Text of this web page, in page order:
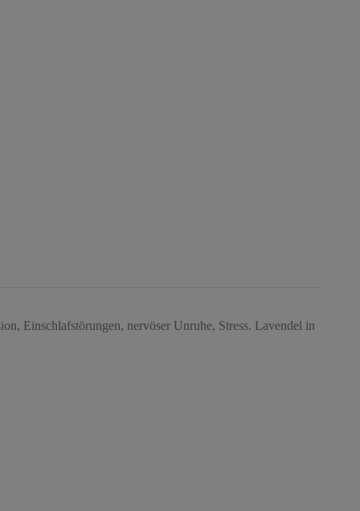
Einschlafstörungen, nervöser Unruhe, Stress. Lavendel in